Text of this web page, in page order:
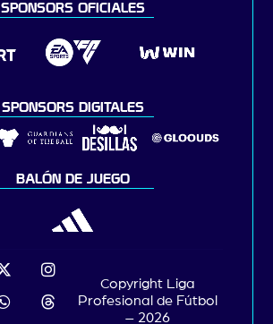
SPONSORS OFICIALES
SPONSORS DIGITALES
BALÓN DE JUEGO
Copyright Liga
Profesional de Fútbol
– 2026